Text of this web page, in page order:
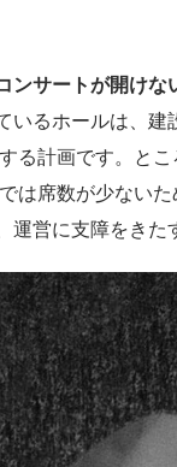
ンサートが開けな
るホールは、建
る計画です。と
は席数が少ない
運営に支障をきた